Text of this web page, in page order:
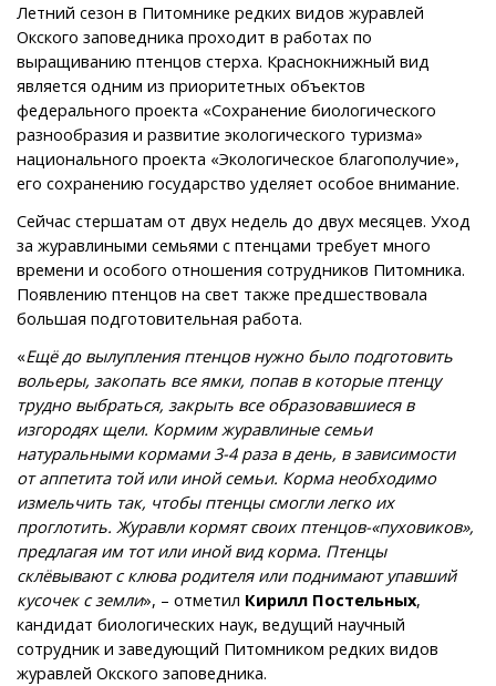
Летний сезон в Питомнике редких видов журавлей
Окского заповедника проходит в работах по
выращиванию птенцов стерха. Краснокнижный вид
является одним из приоритетных объектов
федерального проекта «Сохранение биологического
разнообразия и развитие экологического туризма»
национального проекта «Экологическое благополучие»,
его сохранению государство уделяет особое внимание.
Сейчас стершатам от двух недель до двух месяцев. Уход
за журавлиными семьями с птенцами требует много
времени и особого отношения сотрудников Питомника.
Появлению птенцов на свет также предшествовала
большая подготовительная работа.
«Ещё до вылупления птенцов нужно было подготовить
вольеры, закопать все ямки, попав в которые птенцу
трудно выбраться, закрыть все образовавшиеся в
изгородях щели. Кормим журавлиные семьи
натуральными кормами 3-4 раза в день, в зависимости
от аппетита той или иной семьи. Корма необходимо
измельчить так, чтобы птенцы смогли легко их
проглотить. Журавли кормят своих птенцов-«пуховиков»,
предлагая им тот или иной вид корма. Птенцы
склёвывают с клюва родителя или поднимают упавший
кусочек с земли», – отметил Кирилл Постельных,
кандидат биологических наук, ведущий научный
сотрудник и заведующий Питомником редких видов
журавлей Окского заповедника.